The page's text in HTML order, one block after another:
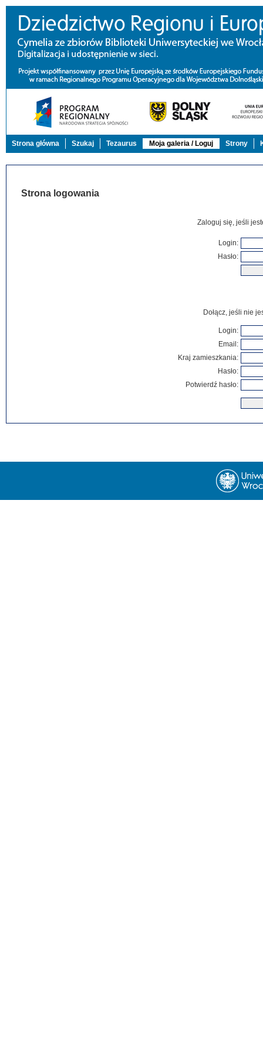
Strona główna Szukaj Tezaurus Moja galeria / Loguj Strony
Strona logowania
Zaloguj się, jeśli
Login:
Hasło:
Dołącz, jeśli nie
Login:
Email:
Kraj zamieszkania:
Hasło:
Potwierdź hasło: